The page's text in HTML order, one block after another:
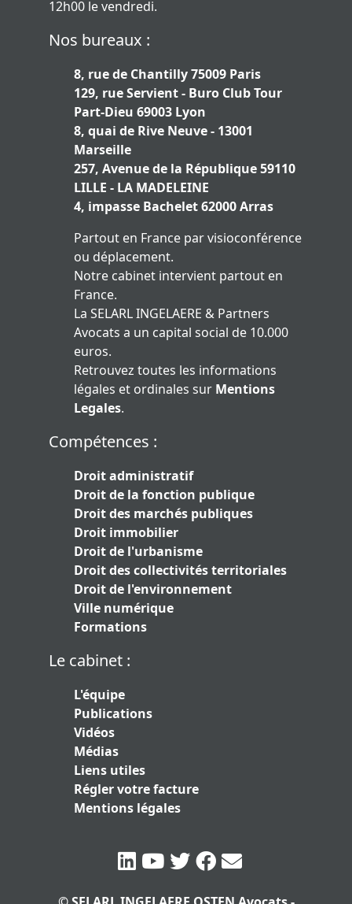
12h00 le vendredi.
Nos bureaux :
8, rue de Chantilly 75009 Paris
129, rue Servient - Buro Club Tour
Part-Dieu 69003 Lyon
8, quai de Rive Neuve - 13001
Marseille
257, Avenue de la République 59110
LILLE - LA MADELEINE
4, impasse Bachelet 62000 Arras
Partout en France par visioconférence
ou déplacement.
Notre cabinet intervient partout en
France.
La SELARL INGELAERE & Partners
Avocats a un capital social de 10.000
euros.
Retrouvez toutes les informations
légales et ordinales sur Mentions
Legales.
Compétences :
Droit administratif
Droit de la fonction publique
Droit des marchés publiques
Droit immobilier
Droit de l'urbanisme
Droit des collectivités territoriales
Droit de l'environnement
Ville numérique
Formations
Le cabinet :
L'équipe
Publications
Vidéos
Médias
Liens utiles
Régler votre facture
Mentions légales